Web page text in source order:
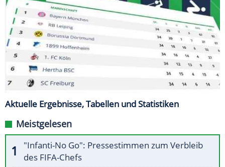
Aktuelle Ergebnisse, Tabellen und Statistiken
Meistgelesen
"Infanti-No Go": Pressestimmen zum Verbleib
des FIFA-Chefs